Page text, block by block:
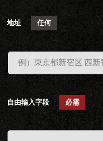
地址 任何
自由输入字段 必需